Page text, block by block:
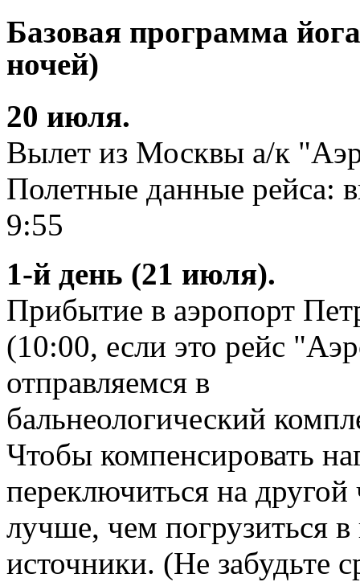
Базовая программа
ночей)
20 июля.
Вылет из Москвы а/к
Полетные данные рейса:
9:55
1-й день (21 июля).
Прибытие в аэропорт
(10:00, если это рейс
отправляемся в
бальнеологический
Чтобы компенсировать
переключиться на другой
лучше, чем погрузиться
источники. (Не забудьте